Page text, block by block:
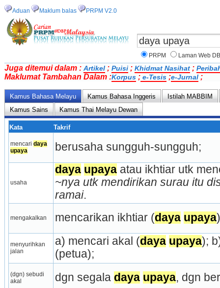
Aduan Maklum balas PRPM V2.0
PRPM Laman Web
Juga ditemui dalam : Artikel ; Puisi ; Khidmat Nasihat ;
Maklumat Tambahan Dalam :Korpus ; e-Tesis ;e-Jurnal ;
Kamus Bahasa Melayu Kamus Bahasa Inggeris
Istilah MABBIM
Kamus Sains
Kamus Thai Melayu Dewan
Kata Takrif
mencari daya
upaya
berusaha sungguh­-sungguh;
usaha
daya upaya
~nya utk mendirikan surau itu
ramai.
mengakalkan mencarikan ikhtiar (daya upaya
menyurihkan
jalan
a) mencari akal (daya upaya);
(petua);
(dgn) sebudi
akal
dgn segala daya upaya, dgn